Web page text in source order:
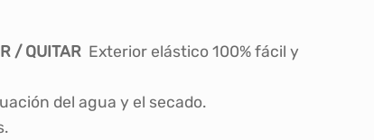
/ QUITAR Exterior elástico 100% fácil y
del agua y el secado.